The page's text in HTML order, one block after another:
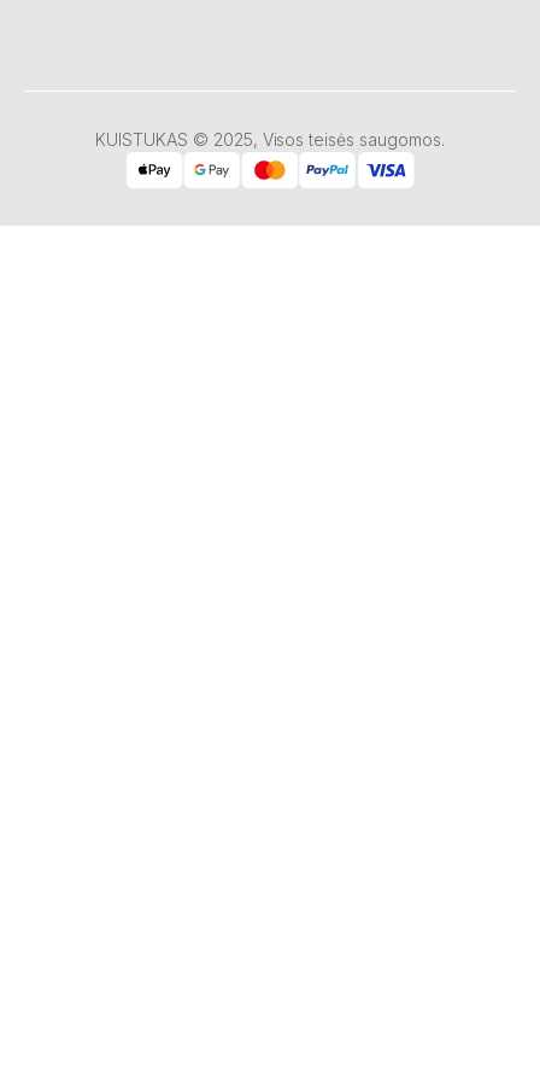
KUISTUKAS © 2025, Visos teisės saugomos.